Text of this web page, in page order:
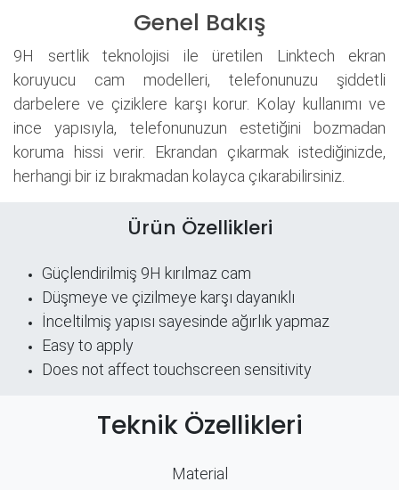
Genel Bakış
9H sertlik teknolojisi ile üretilen Linktech ekran
koruyucu cam modelleri, telefonunuzu şiddetli
darbelere ve çiziklere karşı korur. Kolay kullanımı ve
ince yapısıyla, telefonunuzun estetiğini bozmadan
koruma hissi verir. Ekrandan çıkarmak istediğinizde,
herhangi bir iz bırakmadan kolayca çıkarabilirsiniz.
Ürün Özellikleri
Güçlendirilmiş 9H kırılmaz cam
Düşmeye ve çizilmeye karşı dayanıklı
İnceltilmiş yapısı sayesinde ağırlık yapmaz
Easy to apply
Does not affect touchscreen sensitivity
Teknik Özellikleri
Material